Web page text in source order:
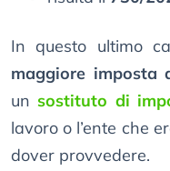
In questo ultimo
maggiore imposta
un sostituto di
lavoro o l’ente che
dover provvedere.